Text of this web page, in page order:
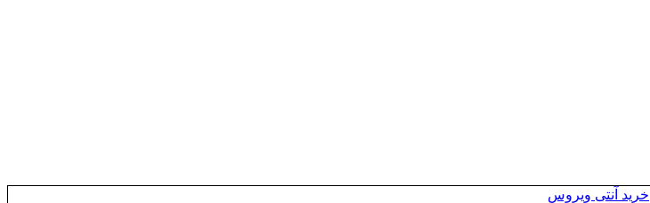
خرید آنتی ویروس